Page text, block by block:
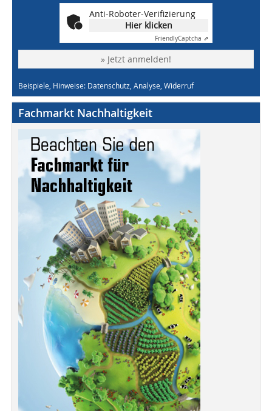
Anti-Roboter-Verifizierung
Hier klicken
FriendlyCaptcha ⇗
» Jetzt anmelden!
Beispiele, Hinweise: Datenschutz, Analyse, Widerruf
Fachmarkt Nachhaltigkeit